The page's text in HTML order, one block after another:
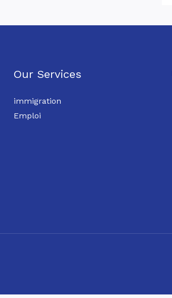
Our Services
immigration
Emploi